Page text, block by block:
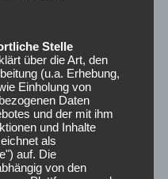
Stelle
über die Art, den
(u.a. Erhebung,
Einholung von
Daten
und der mit ihm
und Inhalte
als
auf. Die
von den